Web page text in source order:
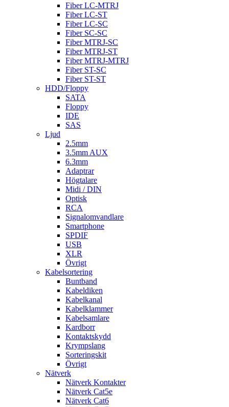
Fiber LC-MTRJ
Fiber LC-ST
Fiber LC-SC
Fiber SC-SC
Fiber MTRJ-SC
Fiber MTRJ-ST
Fiber MTRJ-MTRJ
Fiber ST-SC
Fiber ST-ST
HDD/Floppy
SATA
Floppy
IDE
SAS
Ljud
2.5mm
3.5mm AUX
6.3mm
Adaptrar
Högtalare
Midi / DIN
Optisk
RCA
Signalomvandlare
Smartphone
SPDIF
USB
XLR
Övrigt
Kabelsortering
Buntband
Kabeldiken
Kabelkanal
Kabelklammer
Kabelsamlare
Kardborr
Kontaktskydd
Krympslang
Sorteringskit
Övrigt
Nätverk
Nätverk Kontakter
Nätverk Cat5e
Nätverk Cat6